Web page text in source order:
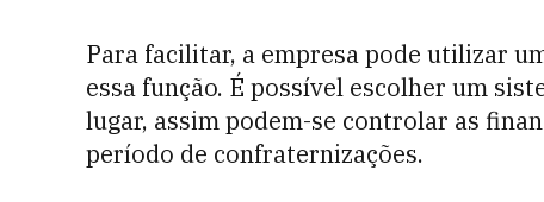
Para facilitar, a empresa pode utilizar
essa função. É possível escolher um
lugar, assim podem-se controlar as
período de confraternizações.